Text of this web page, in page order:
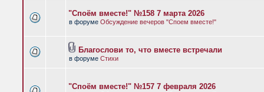
"Споём вместе!" №158 7 марта 2026
в форуме Обсуждение вечеров "Споем вместе!"
Благослови то, что вместе встречали
в форуме Стихи
"Споём вместе!" №157 7 февраля 2026